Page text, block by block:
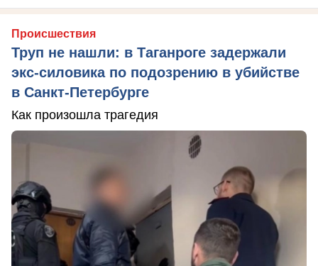
Происшествия
Труп не нашли: в Таганроге задержали
экс-силовика по подозрению в убийстве
в Санкт-Петербурге
Как произошла трагедия